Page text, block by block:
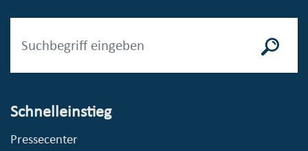
Schnelleinstieg
Pressecenter